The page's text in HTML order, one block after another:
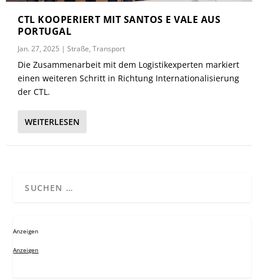
CTL KOOPERIERT MIT SANTOS E VALE AUS
PORTUGAL
Jan. 27, 2025 |Straße,Transport
Die Zusammenarbeit mit dem Logistikexperten markiert
einen weiteren Schritt in Richtung Internationalisierung
der CTL.
WEITERLESEN
Anzeigen
Anzeigen